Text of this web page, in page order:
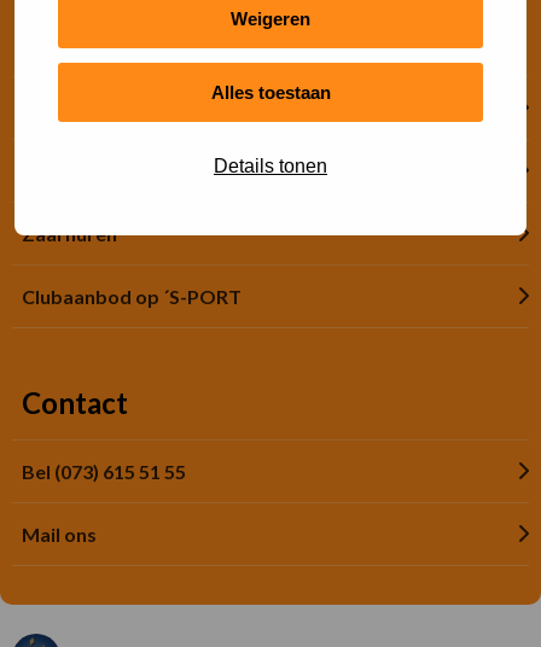
Weigeren
Alles toestaan
Details tonen
Snel regelen
Zaal huren
Clubaanbod op ´S-PORT
Contact
Bel (073) 615 51 55
Mail ons